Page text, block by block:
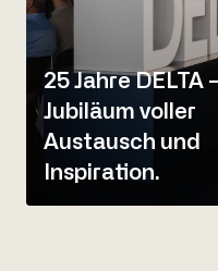
25 Jahre DELTA
Jubiläum voller
Austausch und
Inspiration.